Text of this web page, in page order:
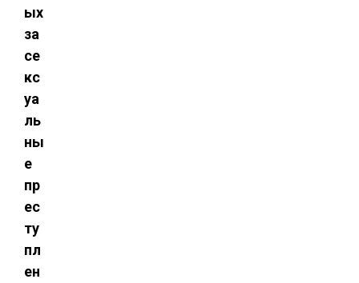
ых
за
се
кс
уа
ль
ны
е
пр
ес
ту
пл
ен